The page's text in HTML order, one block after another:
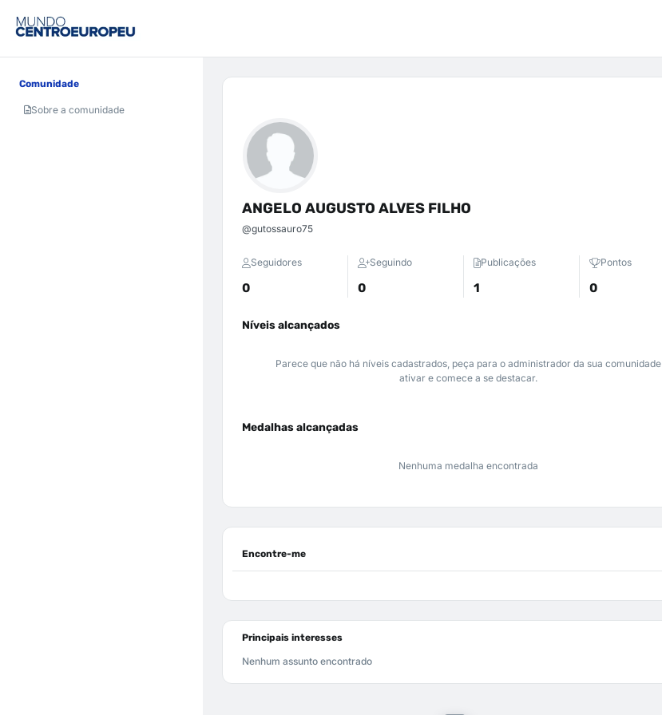
Comunidade
Sobre a comunidade
ANGELO AUGUSTO ALVES FILHO
@gutossauro75
Seguidores
0
Seguindo
0
Publicações
1
Pontos
0
Níveis alcançados
Parece que não há níveis cadastrados, peça para o administrador da sua comunidade
ativar e comece a se destacar.
Medalhas alcançadas
Nenhuma medalha encontrada
Encontre-me
Principais interesses
Nenhum assunto encontrado